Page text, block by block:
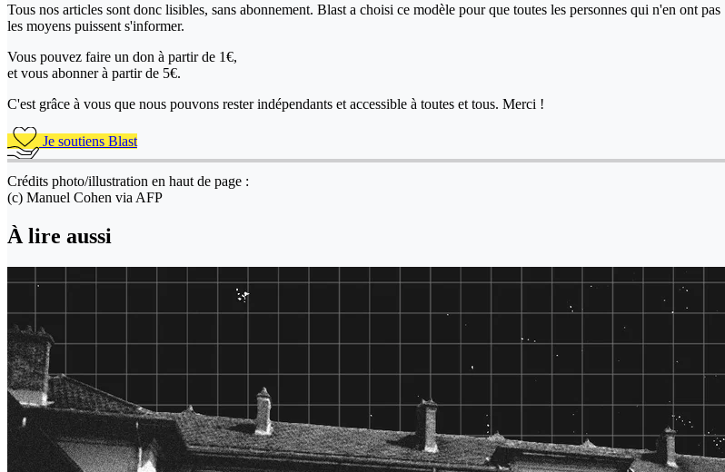
Tous nos articles sont donc lisibles, sans abonnement. Blast a choisi ce modèle pour que toutes les personnes qui n'en ont pas
les moyens puissent s'informer.
Vous pouvez faire un don à partir de 1€,
et vous abonner à partir de 5€.
C'est grâce à vous que nous pouvons rester indépendants et accessible à toutes et tous. Merci !
Je soutiens Blast
Crédits photo/illustration en haut de page :
(c) Manuel Cohen via AFP
À lire aussi